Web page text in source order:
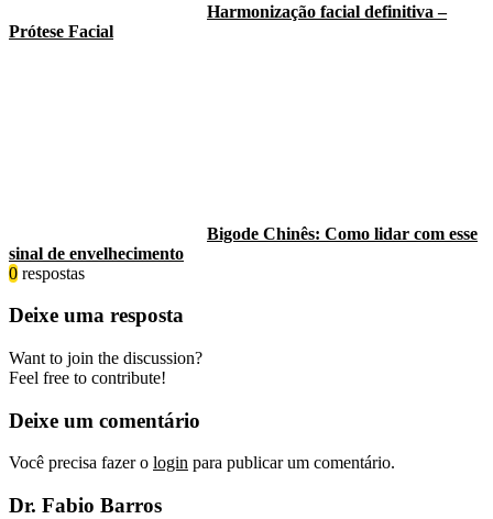
Harmonização facial definitiva –
Prótese Facial
Bigode Chinês: Como lidar com esse
sinal de envelhecimento
0 respostas
Deixe uma resposta
Want to join the discussion?
Feel free to contribute!
Deixe um comentário
Você precisa fazer o login para publicar um comentário.
Dr. Fabio Barros